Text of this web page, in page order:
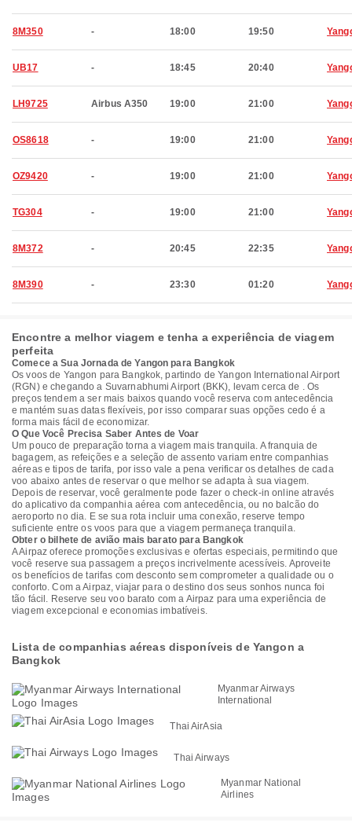
8M350 - 18:00 19:50
UB17 - 18:45 20:40
LH9725 Airbus A350 19:00 21:00
OS8618 - 19:00 21:00
OZ9420 - 19:00 21:00
TG304 - 19:00 21:00
8M372 - 20:45 22:35
8M390 - 23:30 01:20
Encontre a melhor viagem e tenha a experiência de viagem
perfeita
Comece a Sua Jornada de Yangon para Bangkok
Os voos de Yangon para Bangkok, partindo de Yangon International Airport
(RGN) e chegando a Suvarnabhumi Airport (BKK), levam cerca de . Os
preços tendem a ser mais baixos quando você reserva com antecedência
e mantém suas datas flexíveis, por isso comparar suas opções cedo é a
forma mais fácil de economizar.
O Que Você Precisa Saber Antes de Voar
Um pouco de preparação torna a viagem mais tranquila. A franquia de
bagagem, as refeições e a seleção de assento variam entre companhias
aéreas e tipos de tarifa, por isso vale a pena verificar os detalhes de cada
voo abaixo antes de reservar o que melhor se adapta à sua viagem.
Depois de reservar, você geralmente pode fazer o check-in online através
do aplicativo da companhia aérea com antecedência, ou no balcão do
aeroporto no dia. E se sua rota incluir uma conexão, reserve tempo
suficiente entre os voos para que a viagem permaneça tranquila.
Obter o bilhete de avião mais barato para Bangkok
A Airpaz oferece promoções exclusivas e ofertas especiais, permitindo que
você reserve sua passagem a preços incrivelmente acessíveis. Aproveite
os benefícios de tarifas com desconto sem comprometer a qualidade ou o
conforto. Com a Airpaz, viajar para o destino dos seus sonhos nunca foi
tão fácil. Reserve seu voo barato com a Airpaz para uma experiência de
viagem excepcional e economias imbatíveis.
Lista de companhias aéreas disponíveis de Yangon a
Bangkok
Myanmar Airways
International
Thai AirAsia
Thai Airways
Myanmar National
Airlines